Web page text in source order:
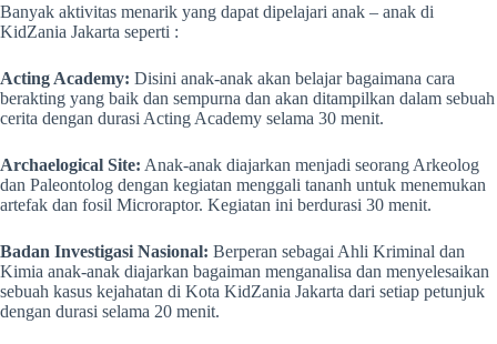
Banyak aktivitas menarik yang dapat dipelajari anak – anak di
KidZania Jakarta seperti :
Acting Academy: Disini anak-anak akan belajar bagaimana cara
berakting yang baik dan sempurna dan akan ditampilkan dalam sebuah
cerita dengan durasi Acting Academy selama 30 menit.
Archaelogical Site: Anak-anak diajarkan menjadi seorang Arkeolog
dan Paleontolog dengan kegiatan menggali tananh untuk menemukan
artefak dan fosil Microraptor. Kegiatan ini berdurasi 30 menit.
Badan Investigasi Nasional: Berperan sebagai Ahli Kriminal dan
Kimia anak-anak diajarkan bagaiman menganalisa dan menyelesaikan
sebuah kasus kejahatan di Kota KidZania Jakarta dari setiap petunjuk
dengan durasi selama 20 menit.